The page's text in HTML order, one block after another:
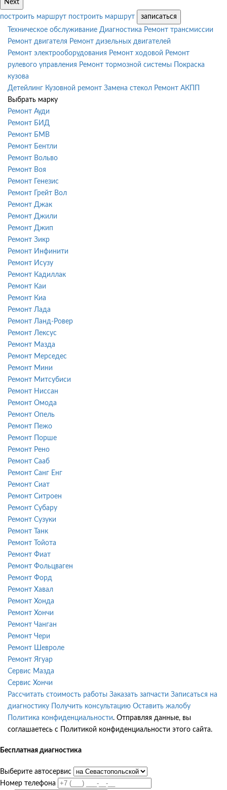
Next
построить маршрут построить маршрут
записаться
Техническое обслуживание Диагностика Ремонт трансмиссии
Ремонт двигателя Ремонт дизельных двигателей
Ремонт электрооборудования Ремонт ходовой Ремонт
рулевого управления Ремонт тормозной системы
Покраска
кузова
Детейлинг Кузовной ремонт Замена стекол Ремонт АКПП
Выбрать марку
Ремонт Ауди
Ремонт БИД
Ремонт БМВ
Ремонт Бентли
Ремонт Вольво
Ремонт Воя
Ремонт Генезис
Ремонт Грейт Вол
Ремонт Джак
Ремонт Джили
Ремонт Джип
Ремонт Зикр
Ремонт Инфинити
Ремонт Исузу
Ремонт Кадиллак
Ремонт Каи
Ремонт Киа
Ремонт Лада
Ремонт Ланд-Ровер
Ремонт Лексус
Ремонт Мазда
Ремонт Мерседес
Ремонт Мини
Ремонт Митсубиси
Ремонт Ниссан
Ремонт Омода
Ремонт Опель
Ремонт Пежо
Ремонт Порше
Ремонт Рено
Ремонт Сааб
Ремонт Санг Енг
Ремонт Сиат
Ремонт Ситроен
Ремонт Субару
Ремонт Сузуки
Ремонт Танк
Ремонт Тойота
Ремонт Фиат
Ремонт Фольцваген
Ремонт Форд
Ремонт Хавал
Ремонт Хонда
Ремонт Хончи
Ремонт Чанган
Ремонт Чери
Ремонт Шевроле
Ремонт Ягуар
Сервис Мазда
Сервис Хончи
Рассчитать стоимость работы Заказать запчасти Записаться на
диагностику
Получить консультацию Оставить жалобу
Политика конфиденциальности. Отправляя данные, вы
соглашаетесь с Политикой конфиденциальности этого сайта.
Бесплатная диагностика
Выберите автосервис
Номер телефона